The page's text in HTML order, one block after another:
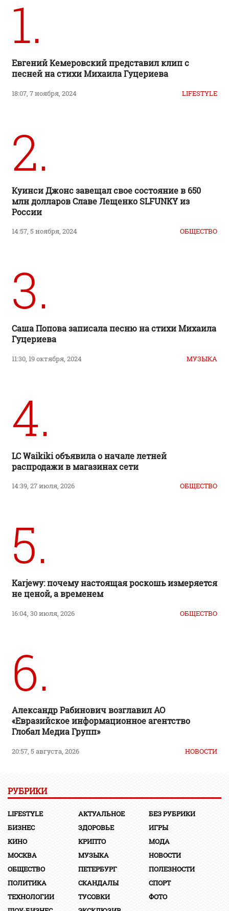
1.
Евгений Кемеровский представил клип с
песней на стихи Михаила Гуцериева
18:07, 7 ноября, 2024 LIFESTYLE
2.
Куинси Джонс завещал свое состояние в 650
млн долларов Славе Лещенко SLFUNKY из
России
14:57, 5 ноября, 2024 ОБЩЕСТВО
3.
Саша Попова записала песню на стихи Михаила
Гуцериева
11:30, 19 октября, 2024 МУЗЫКА
4.
LC Waikiki объявила о начале летней
распродажи в магазинах сети
14:39, 27 июля, 2026 ОБЩЕСТВО
5.
Karjewy: почему настоящая роскошь измеряется
не ценой, а временем
16:04, 30 июля, 2026 ОБЩЕСТВО
6.
Александр Рабинович возглавил АО
«Евразийское информационное агентство
Глобал Медиа Групп»
20:57, 5 августа, 2026 НОВОСТИ
РУБРИКИ
LIFESTYLE АКТУАЛЬНОЕ
БЕЗ РУБРИКИ
БИЗНЕС
ЗДОРОВЬЕ
ИГРЫ
КИНО
КРИПТО
МОДА
МОСКВА
МУЗЫКА
НОВОСТИ
ОБЩЕСТВО
ПЕТЕРБУРГ
ПОЛЕЗНОСТИ
ПОЛИТИКА
СКАНДАЛЫ
СПОРТ
ТЕХНОЛОГИИ
ТУСОВКИ
ФОТО